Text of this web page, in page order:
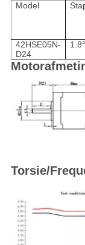
Model
42HSE05N-
D24
1.8°
Torsie/